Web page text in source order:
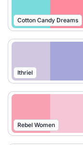
Cotton Candy Dreams
Ithriel
Rebel Women